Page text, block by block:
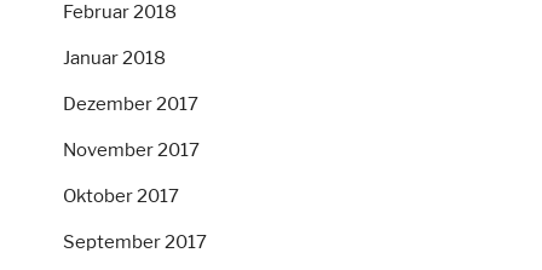
Februar 2018
Januar 2018
Dezember 2017
November 2017
Oktober 2017
September 2017